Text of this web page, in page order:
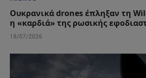
Ουκρανικά drones έπληξαν τη
η «καρδιά» της ρωσικής
18/07/2026